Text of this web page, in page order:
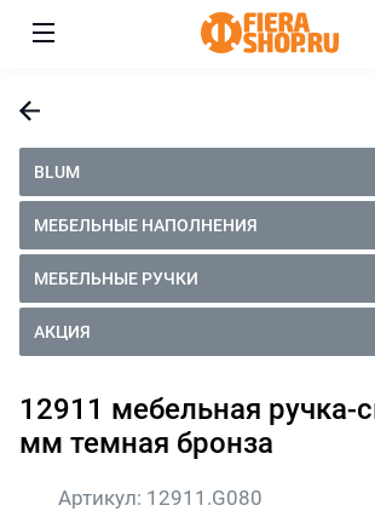
BLUM
МЕБЕЛЬНЫЕ НАПОЛНЕНИЯ
МЕБЕЛЬНЫЕ РУЧКИ
АКЦИЯ
12911 мебельная ручка-
мм темная бронза
Артикул: 12911.G080